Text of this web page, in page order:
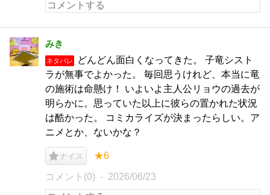
みき
ネタバレ
どんどん面白くなってきた。 子竜シスト
ラが無事でよかった。 毎回思うけれど、本当に竜
の施術は命懸け！ いよいよ主人公リョウの過去が
明らかに。思っていた以上に彼らの置かれた状況
は酷かった。 コミカライズが決まったらしい。ア
ニメとか、ないかな？
ナイス ★6
コメント(0) 2026/06/23